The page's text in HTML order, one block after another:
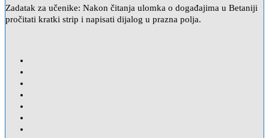
Zadatak za učenike: Nakon čitanja ulomka o događajima u Betaniji
pročitati kratki strip i napisati dijalog u prazna polja.